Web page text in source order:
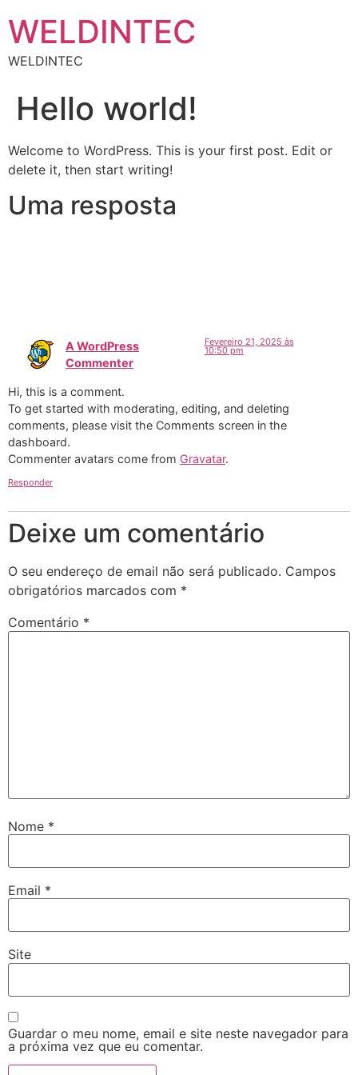
WELDINTEC
WELDINTEC
Hello world!
Welcome to WordPress. This is your first post. Edit or
delete it, then start writing!
Uma resposta
A WordPress
Commenter
Fevereiro 21, 2025 às
10:50 pm
Hi, this is a comment.
To get started with moderating, editing, and deleting
comments, please visit the Comments screen in the
dashboard.
Commenter avatars come from Gravatar.
Responder
Deixe um comentário
O seu endereço de email não será publicado. Campos
obrigatórios marcados com *
Comentário *
Nome *
Email *
Site
Guardar o meu nome, email e site neste navegador para
a próxima vez que eu comentar.